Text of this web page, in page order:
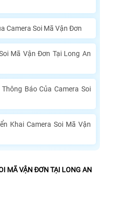
Camera Soi Mã Vận Đơn
Mã Vận Đơn Tại Long An
Báo Của Camera Soi
Khai Camera Soi Mã Vận
MÃ VẬN ĐƠN TẠI LONG AN